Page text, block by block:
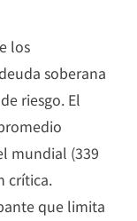
los
soberana
riesgo. El
mundial (339
crítica.
que limita